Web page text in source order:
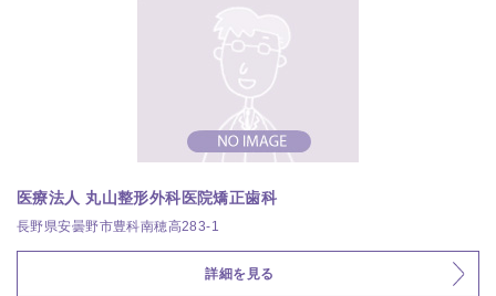
医療法人 丸山整形外科医院矯正歯科
長野県安曇野市豊科南穂高283-1
詳細を見る